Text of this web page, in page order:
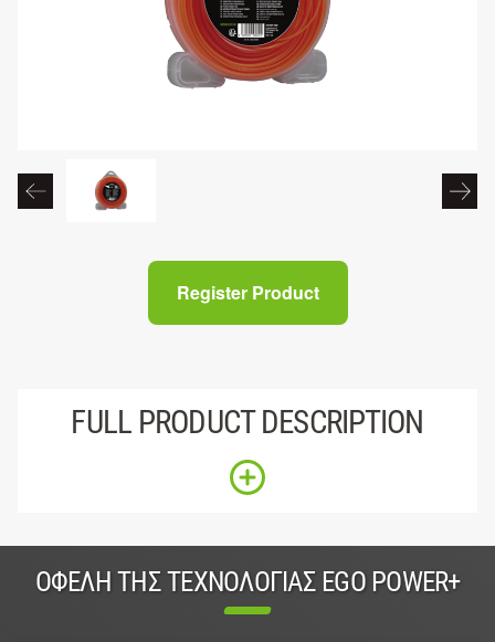
Register Product
FULL PRODUCT DESCRIPTION
ΟΦΈΛΗ ΤΗΣ ΤΕΧΝΟΛΟΓΊΑΣ EGO POWER+